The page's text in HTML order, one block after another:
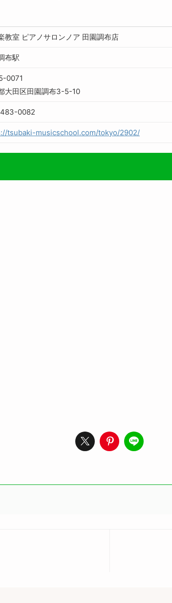
教室 ピアノサロンノア 田園調布店
布駅
0071
大田区田園調布3-5-10
0082
tsubaki-musicschool.com/tokyo/2902/